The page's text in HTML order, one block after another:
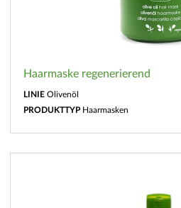
Haarmaske regenerierend
LINIE Olivenöl
PRODUKTTYP Haarmasken